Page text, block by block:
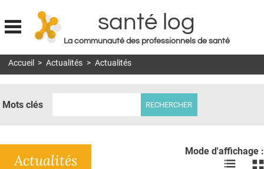
Jump to navigation
santé log
La communauté des professionnels de santé
MON COMPTE
DOSSIERS
Accueil > Actualités > Actualités
Mots clés
Mode d'affichage :
Voir
Actualités